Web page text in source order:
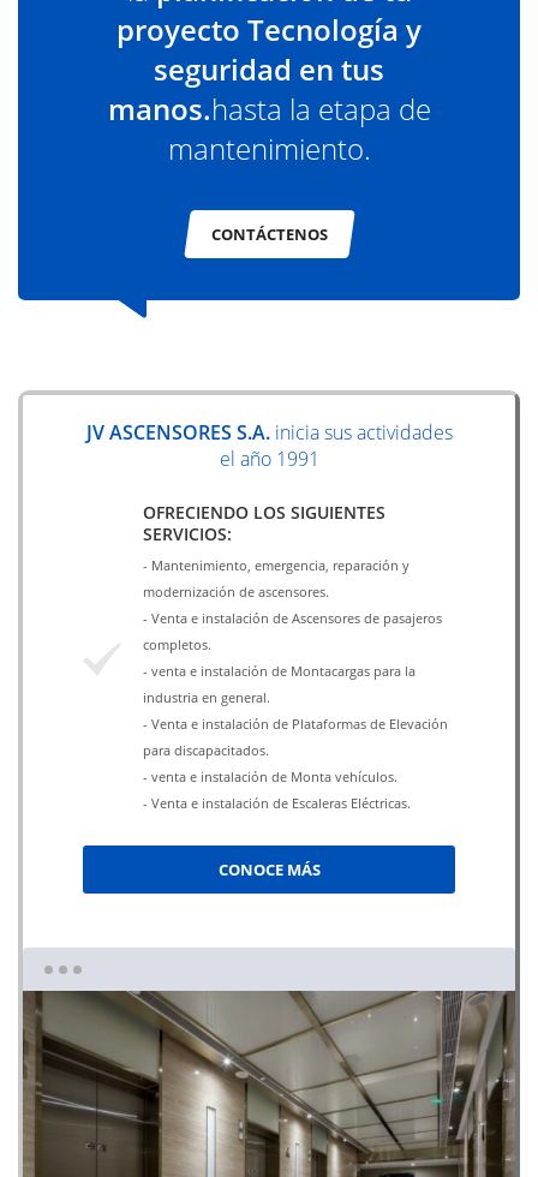
proyecto Tecnología y
seguridad en tus
manos.hasta la etapa de
mantenimiento.
CONTÁCTENOS
JV ASCENSORES S.A. inicia sus actividades
el año 1991
OFRECIENDO LOS SIGUIENTES
SERVICIOS:
- Mantenimiento, emergencia, reparación y
modernización de ascensores.
- Venta e instalación de Ascensores de pasajeros
completos.
- venta e instalación de Montacargas para la
industria en general.
- Venta e instalación de Plataformas de Elevación
para discapacitados.
- venta e instalación de Monta vehículos.
- Venta e instalación de Escaleras Eléctricas.
CONOCE MÁS